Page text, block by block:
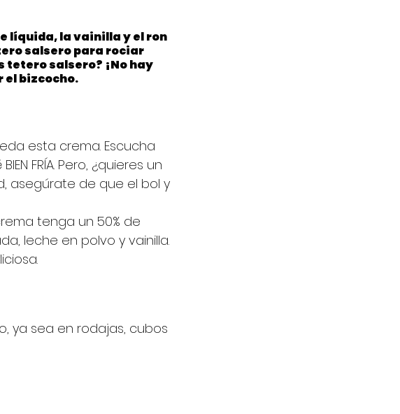
líquida, la vainilla y el ron
salsero para rociar
tetero salsero? ¡No hay
el bizcocho.
esta crema. Escucha
FRÍA. Pero, ¿quieres un
asegúrate de que el bol y
tenga un 50% de
leche en polvo y vainilla.
ya sea en rodajas, cubos